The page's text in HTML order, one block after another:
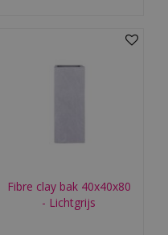
Fibre clay bak 40x40x80
- Lichtgrijs